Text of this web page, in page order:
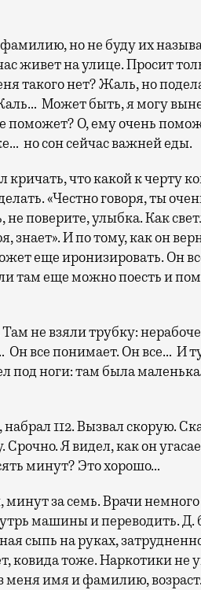
но не буду их
живет на улице. Просит
такого нет? Жаль, но
Может быть, я могу
поможет? О, ему очень
но сон сейчас важней еды.
кричать, что какой к черту
«Честно говоря, ты
не поверите, улыбка. Как
знает». И по тому, как он
еще иронизировать. Он
там еще можно поесть и
не взяли трубку:
Он все понимает. Он все… И
под ноги: там была
112. Вызвал скорую.
Я видел, как он
минут? Это хорошо…
за семь. Врачи
машины и переводить. Д.
сыпь на руках,
ковида тоже. Наркотики не
меня имя и фамилию,